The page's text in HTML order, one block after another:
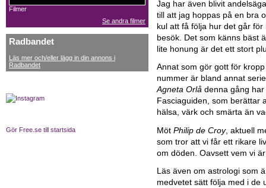
Filmer
Se andra filmer
Radbandet
Läs mer och/eller lägg in din annons i
Radbandet
Gör Free.se till startsida
Jag har även blivit
till att jag hoppas på en bra
kul att få följa hur det går
besök. Det som känns bäst
lite honung är det ett stort
Annat som gör gott för
nummer är bland annat
Agneta Orlå denna gång
Fasciaguiden, som berättar
hälsa, värk och smärta än
Möt Philip de Croy, aktuell
som tror att vi får ett rikare
om döden. Oavsett vem vi
Läs även om astrologi som
medvetet sätt följa med i de